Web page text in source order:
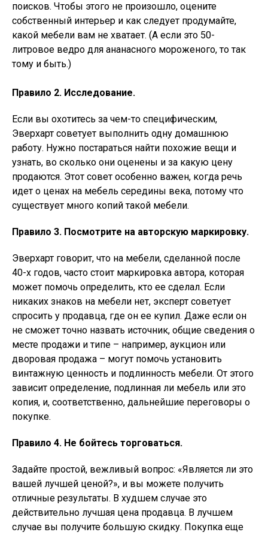
поисков. Чтобы этого не произошло, оцените
собственный интерьер и как следует продумайте,
какой мебели вам не хватает. (А если это 50-
литровое ведро для ананасного мороженого, то так
тому и быть.)
Правило 2. Исследование.
Если вы охотитесь за чем-то специфическим,
Эверхарт советует выполнить одну домашнюю
работу. Нужно постараться найти похожие вещи и
узнать, во сколько они оценены и за какую цену
продаются. Этот совет особенно важен, когда речь
идет о ценах на мебель середины века, потому что
существует много копий такой мебели.
Правило 3. Посмотрите на авторскую маркировку.
Эверхарт говорит, что на мебели, сделанной после
40-х годов, часто стоит маркировка автора, которая
может помочь определить, кто ее сделал. Если
никаких знаков на мебели нет, эксперт советует
спросить у продавца, где он ее купил. Даже если он
не сможет точно назвать источник, общие сведения о
месте продажи и типе – например, аукцион или
дворовая продажа – могут помочь установить
винтажную ценность и подлинность мебели. От этого
зависит определение, подлинная ли мебель или это
копия, и, соответственно, дальнейшие переговоры о
покупке.
Правило 4. Не бойтесь торговаться.
Задайте простой, вежливый вопрос: «Является ли это
вашей лучшей ценой?», и вы можете получить
отличные результаты. В худшем случае это
действительно лучшая цена продавца. В лучшем
случае вы получите большую скидку. Покупка еще